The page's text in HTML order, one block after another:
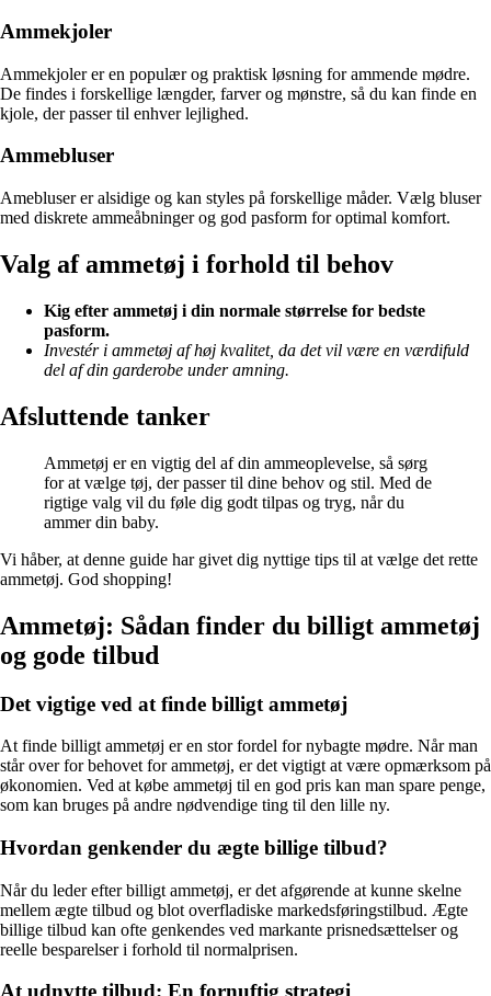
Ammekjoler
Ammekjoler er en populær og praktisk løsning for ammende mødre.
De findes i forskellige længder, farver og mønstre, så du kan finde en
kjole, der passer til enhver lejlighed.
Ammebluser
Amebluser er alsidige og kan styles på forskellige måder. Vælg bluser
med diskrete ammeåbninger og god pasform for optimal komfort.
Valg af ammetøj i forhold til behov
Kig efter ammetøj i din normale størrelse for bedste
pasform.
Investér i ammetøj af høj kvalitet, da det vil være en værdifuld
del af din garderobe under amning.
Afsluttende tanker
Ammetøj er en vigtig del af din ammeoplevelse, så sørg
for at vælge tøj, der passer til dine behov og stil. Med de
rigtige valg vil du føle dig godt tilpas og tryg, når du
ammer din baby.
Vi håber, at denne guide har givet dig nyttige tips til at vælge det rette
ammetøj. God shopping!
Ammetøj: Sådan finder du billigt ammetøj
og gode tilbud
Det vigtige ved at finde billigt ammetøj
At finde billigt ammetøj er en stor fordel for nybagte mødre. Når man
står over for behovet for ammetøj, er det vigtigt at være opmærksom på
økonomien. Ved at købe ammetøj til en god pris kan man spare penge,
som kan bruges på andre nødvendige ting til den lille ny.
Hvordan genkender du ægte billige tilbud?
Når du leder efter billigt ammetøj, er det afgørende at kunne skelne
mellem ægte tilbud og blot overfladiske markedsføringstilbud. Ægte
billige tilbud kan ofte genkendes ved markante prisnedsættelser og
reelle besparelser i forhold til normalprisen.